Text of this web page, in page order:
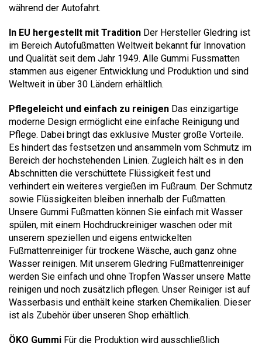
während der Autofahrt.
In EU hergestellt mit Tradition Der Hersteller Gledring ist
im Bereich Autofußmatten Weltweit bekannt für Innovation
und Qualität seit dem Jahr 1949. Alle Gummi Fussmatten
stammen aus eigener Entwicklung und Produktion und sind
Weltweit in über 30 Ländern erhältlich.
Pflegeleicht und einfach zu reinigen Das einzigartige
moderne Design ermöglicht eine einfache Reinigung und
Pflege. Dabei bringt das exklusive Muster große Vorteile.
Es hindert das festsetzen und ansammeln vom Schmutz im
Bereich der hochstehenden Linien. Zugleich hält es in den
Abschnitten die verschüttete Flüssigkeit fest und
verhindert ein weiteres vergießen im Fußraum. Der Schmutz
sowie Flüssigkeiten bleiben innerhalb der Fußmatten.
Unsere Gummi Fußmatten können Sie einfach mit Wasser
spülen, mit einem Hochdruckreiniger waschen oder mit
unserem speziellen und eigens entwickelten
Fußmattenreiniger für trockene Wäsche, auch ganz ohne
Wasser reinigen. Mit unserem Gledring Fußmattenreiniger
werden Sie einfach und ohne Tropfen Wasser unsere Matte
reinigen und noch zusätzlich pflegen. Unser Reiniger ist auf
Wasserbasis und enthält keine starken Chemikalien. Dieser
ist als Zubehör über unseren Shop erhältlich.
ÖKO Gummi Für die Produktion wird ausschließlich